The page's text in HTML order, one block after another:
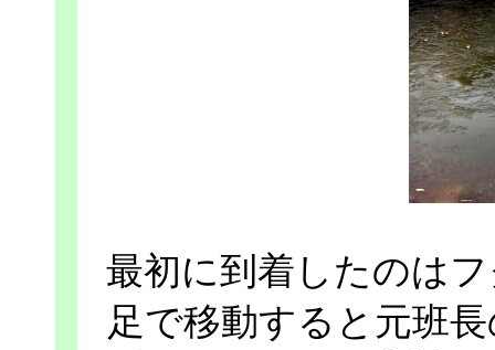
最初に到着したのは
足で移動すると元班